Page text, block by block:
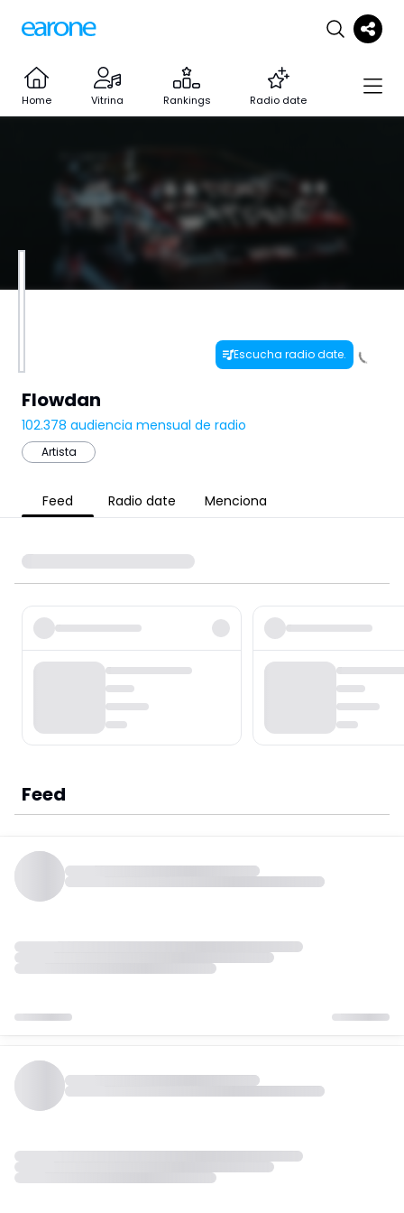
Home Vitrina Rankings Radio date
Escucha radio date.
Flowdan
102.378 audiencia mensual de radio
Artista
Feed Radio date Menciona
Feed